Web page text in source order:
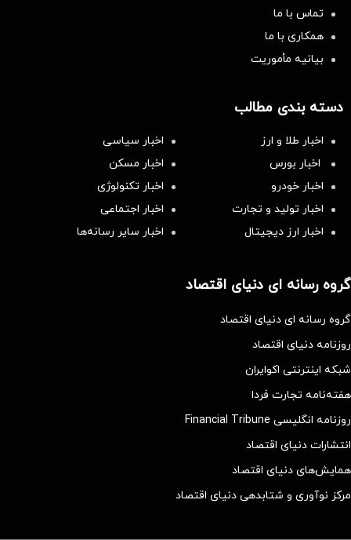
تماس با ما
همکاری با ما
بیانیه مأموریت
دسته بندی مطالب
اخبار طلا و ارز
اخبار سیاسی
اخبار بورس
اخبار مسکن
اخبار خودرو
اخبار تکنولوژی
اخبار تولید و تجارت
اخبار اجتماعی
اخبار ارز دیجیتال
اخبار سایر رسانه‌‌ها
گروه رسانه ای دنیای اقتصاد
گروه رسانه ای دنیای اقتصاد
روزنامه دنیای اقتصاد
شبکه اینترنتی اکوایران
هفته‌نامه تجارت فردا
روزنامه انگلیسی Financial Tribune
انتشارات دنیای اقتصاد
همایش‌های دنیای اقتصاد
مرکز نوآوری و شتابدهی دنیای اقتصاد